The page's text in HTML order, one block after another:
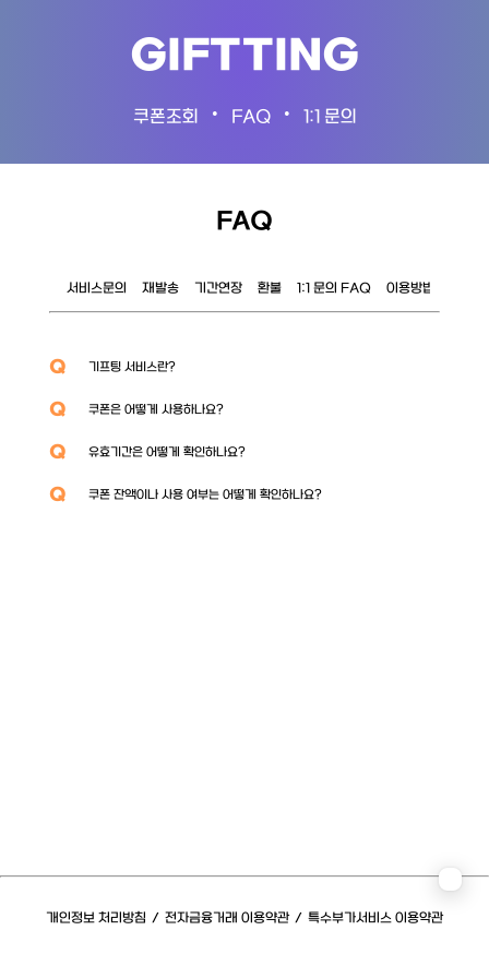
GIFTTING
쿠폰조회 • FAQ • 1:1 문의
FAQ
서비스문의 재발송 기간연장 환불 1:1 문의 FAQ 이용방법
Q 기프팅 서비스란?
Q 쿠폰은 어떻게 사용하나요?
Q 유효기간은 어떻게 확인하나요?
Q 쿠폰 잔액이나 사용 여부는 어떻게 확인하나요?
개인정보 처리방침 / 전자금융거래 이용약관 / 특수부가서비스 이용약관